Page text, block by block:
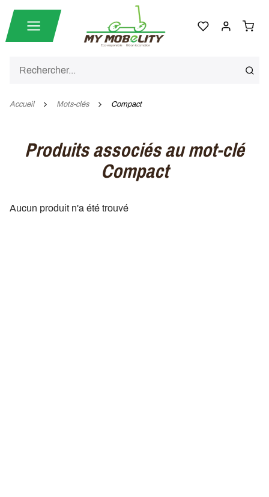
Accueil Mots-clés Compact
Produits associés au mot-clé
Compact
Aucun produit n'a été trouvé